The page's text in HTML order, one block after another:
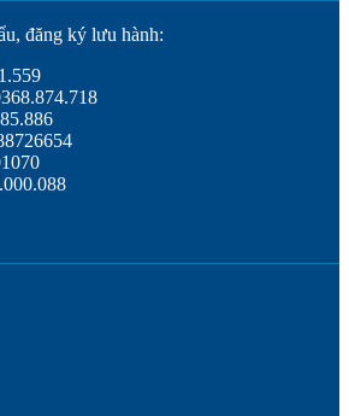
đăng ký lưu hành: